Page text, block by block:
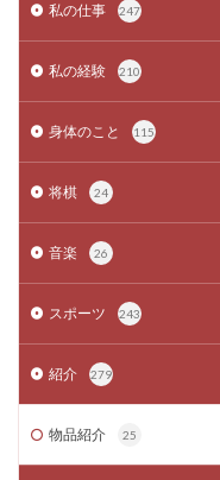
私の仕事 247
私の経験 210
身体のこと 115
将棋 24
音楽 26
スポーツ 243
紹介 279
物品紹介 25